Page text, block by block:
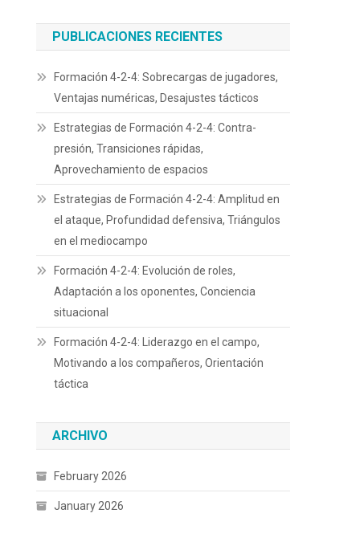
PUBLICACIONES RECIENTES
Formación 4-2-4: Sobrecargas de jugadores,
Ventajas numéricas, Desajustes tácticos
Estrategias de Formación 4-2-4: Contra-
presión, Transiciones rápidas,
Aprovechamiento de espacios
Estrategias de Formación 4-2-4: Amplitud en
el ataque, Profundidad defensiva, Triángulos
en el mediocampo
Formación 4-2-4: Evolución de roles,
Adaptación a los oponentes, Conciencia
situacional
Formación 4-2-4: Liderazgo en el campo,
Motivando a los compañeros, Orientación
táctica
ARCHIVO
February 2026
January 2026